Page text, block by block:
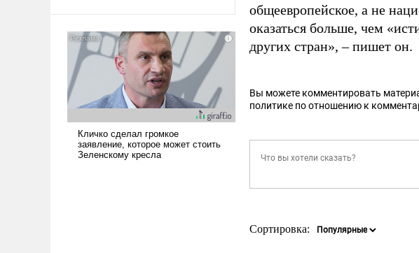
общеевропейское, а не
оказаться больше, чем
других стран», – пишет он.
Вы можете комментировать
политике по отношению к
Сортировка: